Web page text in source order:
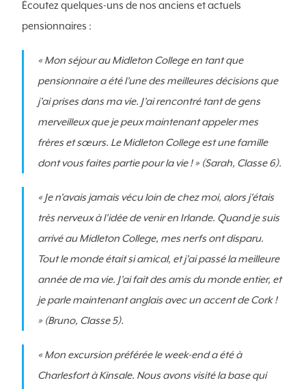
Écoutez quelques-uns de nos anciens et actuels
pensionnaires :
« Mon séjour au Midleton College en tant que
pensionnaire a été l’une des meilleures décisions que
j’ai prises dans ma vie. J’ai rencontré tant de gens
merveilleux que je peux maintenant appeler mes
frères et sœurs. Le Midleton College est une famille
dont vous faites partie pour la vie ! » (Sarah, Classe 6).
« Je n’avais jamais vécu loin de chez moi, alors j’étais
très nerveux à l’idée de venir en Irlande. Quand je suis
arrivé au Midleton College, mes nerfs ont disparu.
Tout le monde était si amical, et j’ai passé la meilleure
année de ma vie. J’ai fait des amis du monde entier, et
je parle maintenant anglais avec un accent de Cork !
» (Bruno, Classe 5).
« Mon excursion préférée le week-end a été à
Charlesfort à Kinsale. Nous avons visité la base qui